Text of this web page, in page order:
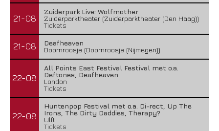
21-08
Zuiderpark Live: Wolfmother
Zuiderparktheater (Zuiderparktheater (Den Haag))
Tickets
21-08
Deafheaven
Doornroosje (Doornroosje (Nijmegen))
22-08
All Points East Festival Festival met o.a.
Deftones, Deafheaven
London
Tickets
22-08
Huntenpop Festival met o.a. Di-rect, Up The
Irons, The Dirty Daddies, Therapy?
Ulft
Tickets